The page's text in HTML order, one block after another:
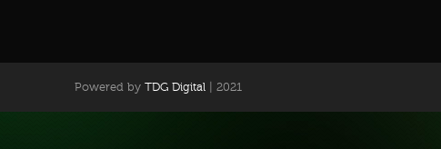
Powered by TDG Digital | 2021